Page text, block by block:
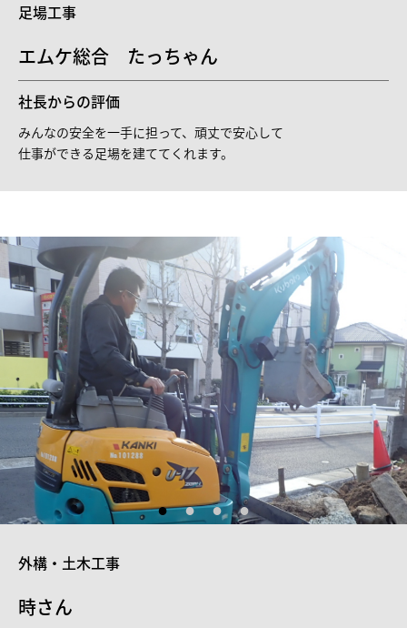
足場工事
エムケ総合 たっちゃん
社長からの評価
みんなの安全を一手に担って、頑丈で安心して
仕事ができる足場を建ててくれます。
外構・土木工事
時さん